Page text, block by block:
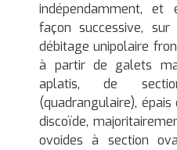
indépendamment, et
façon successive,
débitage unipolaire
à partir de galets
aplatis, de
(quadrangulaire),
discoïde,
ovoides à section